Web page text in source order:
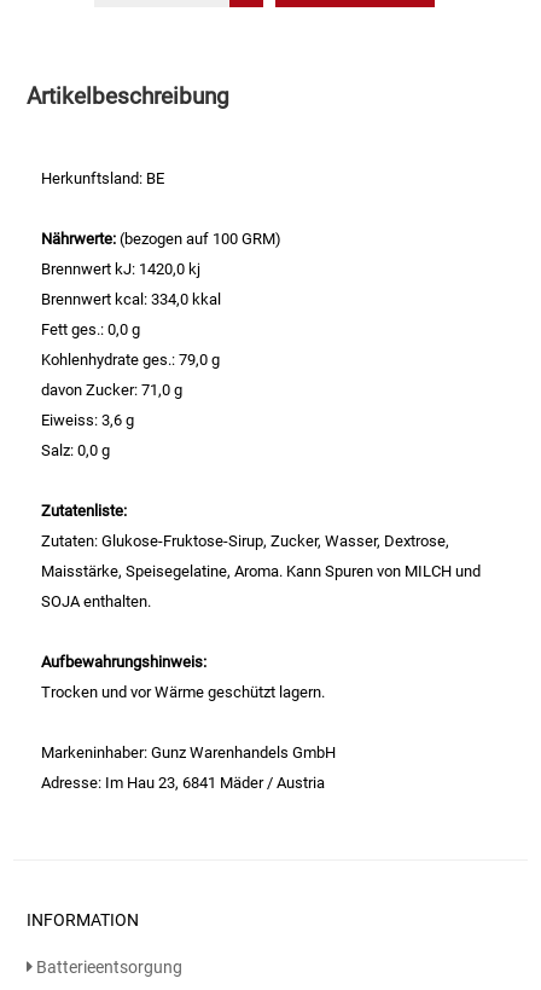
Essig
Fruchtsaft
Frühstück / Cerealien
Frühstück / süße Aufstriche
Garnierung
Garten
Gemüsekonserven
Artikelbeschreibung
Herkunftsland: BE
Nährwerte:(bezogen auf 100 GRM)
Brennwert kJ: 1420,0 kj
Brennwert kcal: 334,0 kkal
Fett ges.: 0,0 g
Kohlenhydrate ges.: 79,0 g
davon Zucker: 71,0 g
Eiweiss: 3,6 g
Salz: 0,0 g
Zutatenliste:
Zutaten: Glukose-Fruktose-Sirup, Zucker, Wasser, Dextrose,
Maisstärke, Speisegelatine, Aroma. Kann Spuren von MILCH und
SOJA enthalten.
Aufbewahrungshinweis:
Trocken und vor Wärme geschützt lagern.
Markeninhaber: Gunz Warenhandels GmbH
Adresse: Im Hau 23, 6841 Mäder / Austria
INFORMATION
Batterieentsorgung